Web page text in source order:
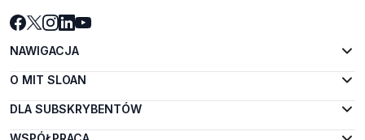
NAWIGACJA
O MIT SLOAN
DLA SUBSKRYBENTÓW